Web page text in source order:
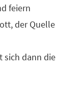
feiern
der Quelle
sich dann die